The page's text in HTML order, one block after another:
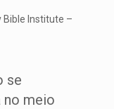
Bible Institute –
se
meio